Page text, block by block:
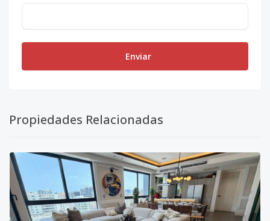
Enviar
Propiedades Relacionadas